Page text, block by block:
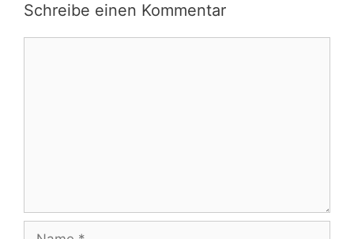
Schreibe einen Kommentar
Name